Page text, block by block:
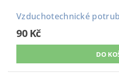
Vzduchotechnické
90 Kč